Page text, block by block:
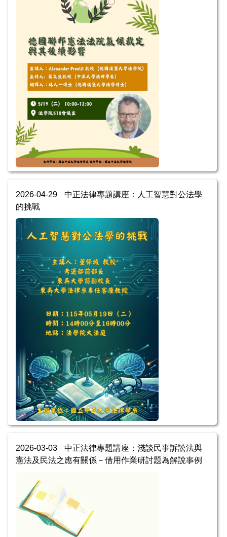
2026-04-29
中正法律專題講座：人工智慧對公法學
的挑戰
2026-03-03
中正法律專題講座：淺談民事訴訟法與
憲法及民法之應有關係－借用作業研討題為解說事例